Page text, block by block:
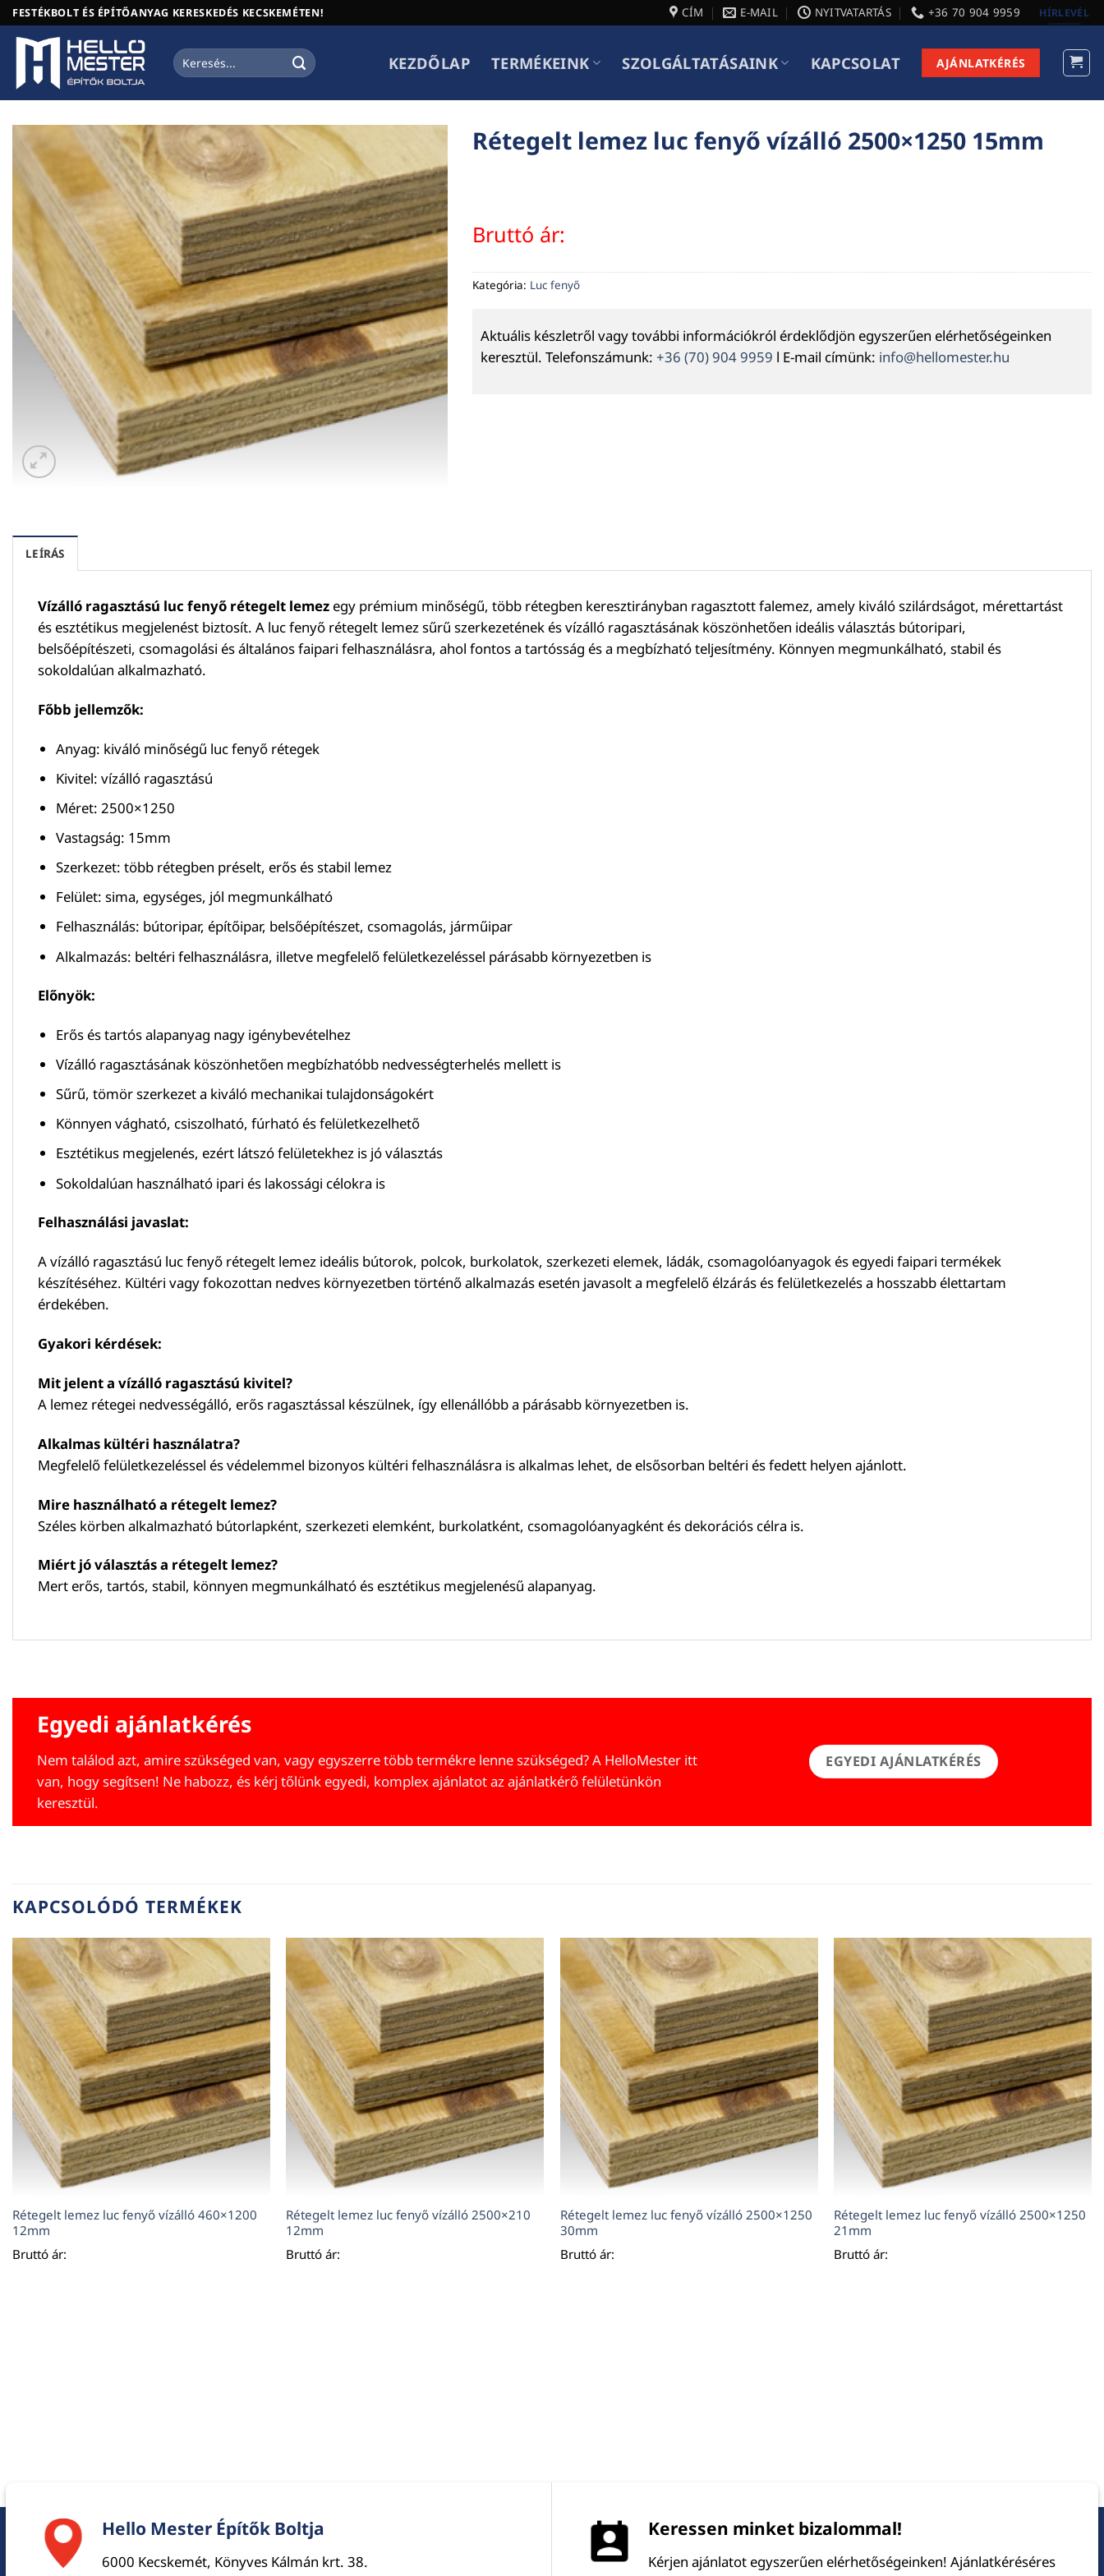
Skip
to
content
FESTÉKBOLT ÉS ÉPÍTŐANYAG KERESKEDÉS KECSKEMÉTEN! CÍM E-MAIL NYITVATARTÁS +36 70 904 9959 HÍRLEVÉL
Keresés
a
KEZDŐLAP TERMÉKEINK SZOLGÁLTATÁSAINK KAPCSOLAT AJÁNLATKÉRÉS
Rétegelt lemez luc fenyő vízálló 2500×1250 15mm
Bruttó ár:
Kategória: Luc fenyő
Aktuális készletről vagy további információkról érdeklődjön egyszerűen elérhetőségeinken
keresztül. Telefonszámunk: +36 (70) 904 9959 l E-mail címünk: info@hellomester.hu
LEÍRÁS
Vízálló ragasztású luc fenyő rétegelt lemez egy prémium minőségű, több rétegben keresztirányban ragasztott falemez, amely kiváló szilárdságot, mérettartást
és esztétikus megjelenést biztosít. A luc fenyő rétegelt lemez sűrű szerkezetének és vízálló ragasztásának köszönhetően ideális választás bútoripari,
belsőépítészeti, csomagolási és általános faipari felhasználásra, ahol fontos a tartósság és a megbízható teljesítmény. Könnyen megmunkálható, stabil és
sokoldalúan alkalmazható.
Főbb jellemzők:
Anyag: kiváló minőségű luc fenyő rétegek
Kivitel: vízálló ragasztású
Méret: 2500×1250
Vastagság: 15mm
Szerkezet: több rétegben préselt, erős és stabil lemez
Felület: sima, egységes, jól megmunkálható
Felhasználás: bútoripar, építőipar, belsőépítészet, csomagolás, járműipar
Alkalmazás: beltéri felhasználásra, illetve megfelelő felületkezeléssel párásabb környezetben is
Előnyök:
Erős és tartós alapanyag nagy igénybevételhez
Vízálló ragasztásának köszönhetően megbízhatóbb nedvességterhelés mellett is
Sűrű, tömör szerkezet a kiváló mechanikai tulajdonságokért
Könnyen vágható, csiszolható, fúrható és felületkezelhető
Esztétikus megjelenés, ezért látszó felületekhez is jó választás
Sokoldalúan használható ipari és lakossági célokra is
Felhasználási javaslat:
A vízálló ragasztású luc fenyő rétegelt lemez ideális bútorok, polcok, burkolatok, szerkezeti elemek, ládák, csomagolóanyagok és egyedi faipari termékek
készítéséhez. Kültéri vagy fokozottan nedves környezetben történő alkalmazás esetén javasolt a megfelelő élzárás és felületkezelés a hosszabb élettartam
érdekében.
Gyakori kérdések:
Mit jelent a vízálló ragasztású kivitel?
A lemez rétegei nedvességálló, erős ragasztással készülnek, így ellenállóbb a párásabb környezetben is.
Alkalmas kültéri használatra?
Megfelelő felületkezeléssel és védelemmel bizonyos kültéri felhasználásra is alkalmas lehet, de elsősorban beltéri és fedett helyen ajánlott.
Mire használható a rétegelt lemez?
Széles körben alkalmazható bútorlapként, szerkezeti elemként, burkolatként, csomagolóanyagként és dekorációs célra is.
Miért jó választás a rétegelt lemez?
Mert erős, tartós, stabil, könnyen megmunkálható és esztétikus megjelenésű alapanyag.
Egyedi ajánlatkérés
Nem találod azt, amire szükséged van, vagy egyszerre több termékre lenne szükséged? A HelloMester itt
van, hogy segítsen! Ne habozz, és kérj tőlünk egyedi, komplex ajánlatot az ajánlatkérő felületünkön
keresztül.
EGYEDI AJÁNLATKÉRÉS
KAPCSOLÓDÓ TERMÉKEK
Rétegelt lemez luc fenyő vízálló 460×1200
12mm
Bruttó ár:
Rétegelt lemez luc fenyő vízálló 2500×210
12mm
Bruttó ár:
Rétegelt lemez luc fenyő vízálló 2500×1250
30mm
Bruttó ár:
Rétegelt lemez luc fenyő vízálló 2500×1250
21mm
Bruttó ár:
Hello Mester Építők Boltja
6000 Kecskemét, Könyves Kálmán krt. 38.
Keressen minket bizalommal!
Kérjen ajánlatot egyszerűen elérhetőségeinken! Ajánlatkéréséres